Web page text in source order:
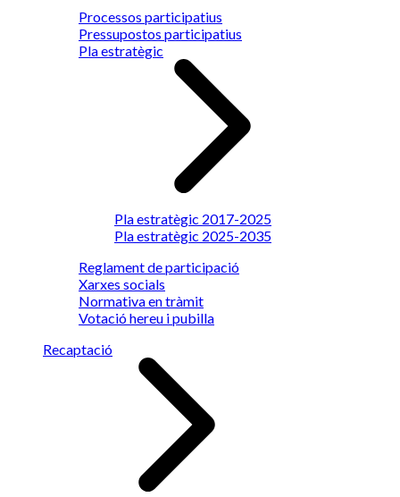
Processos participatius
Pressupostos participatius
Pla estratègic
Pla estratègic 2017-2025
Pla estratègic 2025-2035
Reglament de participació
Xarxes socials
Normativa en tràmit
Votació hereu i pubilla
Recaptació